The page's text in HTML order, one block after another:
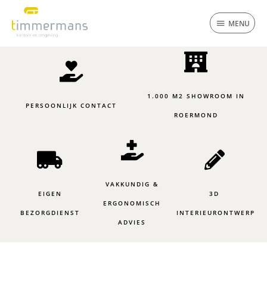
inhoud
MENU
PERSOONLIJK CONTACT
1.000 M2 SHOWROOM IN
ROERMOND
EIGEN
BEZORGDIENST
VAKKUNDIG &
ERGONOMISCH
ADVIES
3D
INTERIEURONTWERP